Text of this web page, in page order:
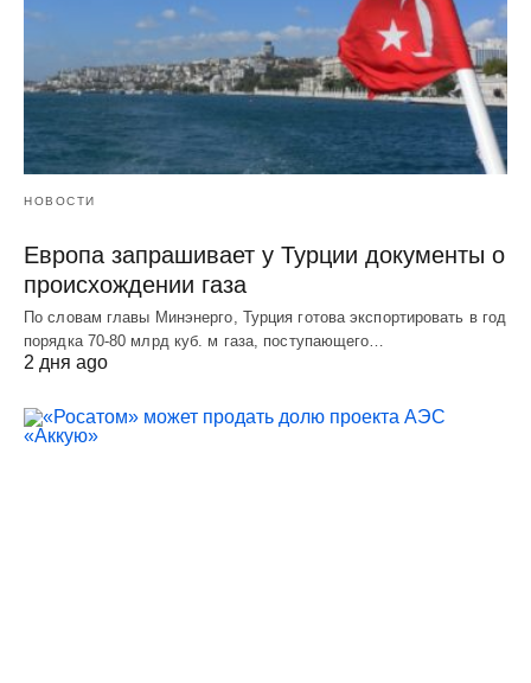
НОВОСТИ
Европа запрашивает у Турции документы о
происхождении газа
По словам главы Минэнерго, Турция готова экспортировать в год
порядка 70-80 млрд куб. м газа, поступающего…
2 дня ago